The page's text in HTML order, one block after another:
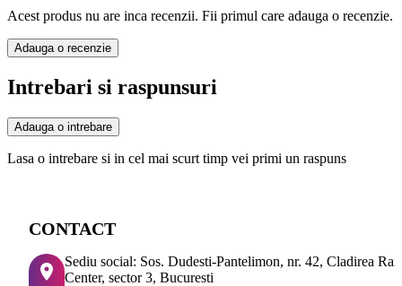
Acest produs nu are inca recenzii. Fii primul care adauga o recenzie.
Adauga o recenzie
Intrebari si raspunsuri
Adauga o intrebare
Lasa o intrebare si in cel mai scurt timp vei primi un raspuns
CONTACT
Sediu social: Sos. Dudesti-Pantelimon, nr. 42, Cladirea
Center, sector 3, Bucuresti